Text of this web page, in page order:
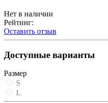
Нет в наличии
Рейтинг:
Оставить отзыв
Доступные варианты
Размер
S
L